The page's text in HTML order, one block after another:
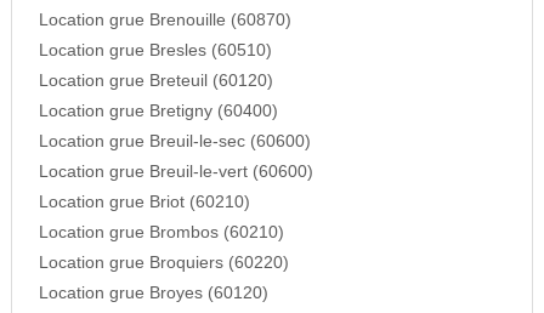
Location grue Brenouille (60870)
Location grue Bresles (60510)
Location grue Breteuil (60120)
Location grue Bretigny (60400)
Location grue Breuil-le-sec (60600)
Location grue Breuil-le-vert (60600)
Location grue Briot (60210)
Location grue Brombos (60210)
Location grue Broquiers (60220)
Location grue Broyes (60120)